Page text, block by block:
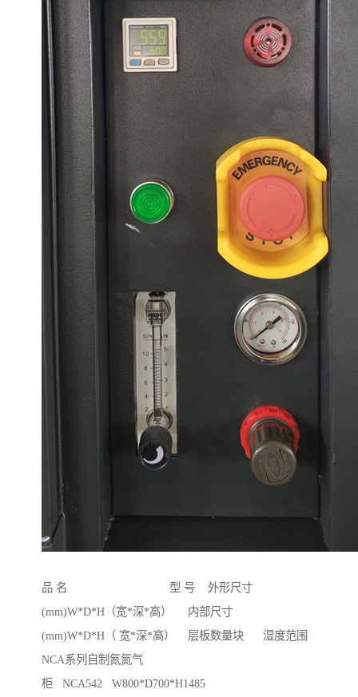
品 名 型 号 外形尺寸
(mm)W*D*H（宽*深*高） 内部尺寸
(mm)W*D*H（ 宽*深*高） 层板数量块 湿度范围
NCA系列自制氮氮气
柜 NCA542 W800*D700*H1485